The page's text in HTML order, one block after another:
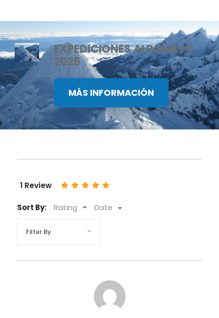
EXPEDICIONES ALPAMAYO
2026
MÁS INFORMACIÓN
1 Review
Sort By: Rating Date